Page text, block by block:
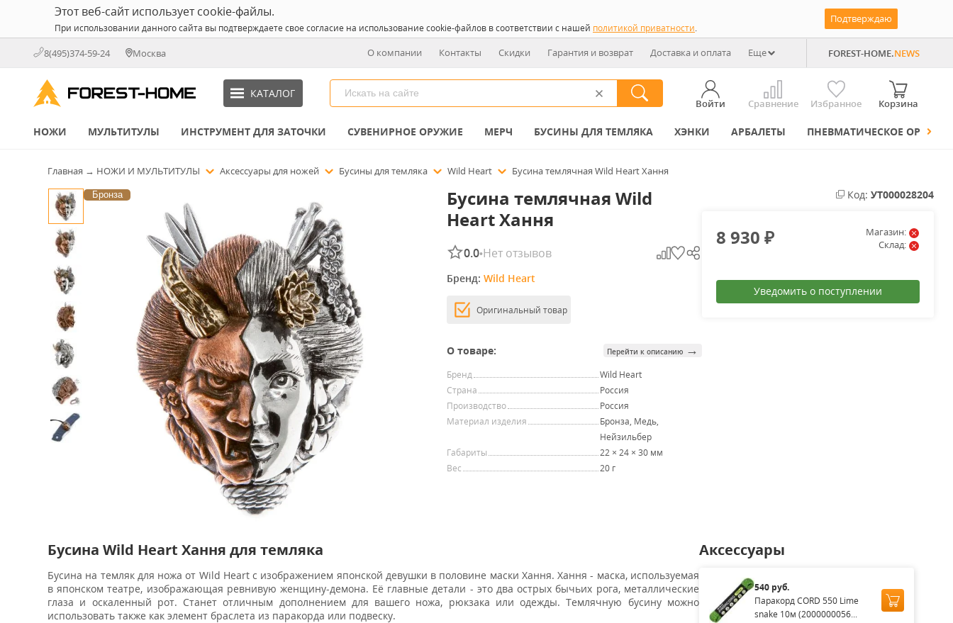
Этот веб-сайт использует cookie-файлы.
При использовании данного сайта вы подтверждаете свое согласие на использование cookie-файлов в соответствии с нашей политикой приватности.
Подтверждаю
8(495)374-59-24 Москва О компании Контакты Скидки Гарантия и возврат Доставка и оплата Еще FOREST-HOME.NEWS
КАТАЛОГ
Войти Сравнение Избранное Корзина
НОЖИ МУЛЬТИТУЛЫ ИНСТРУМЕНТ ДЛЯ ЗАТОЧКИ СУВЕНИРНОЕ ОРУЖИЕ МЕРЧ БУСИНЫ ДЛЯ ТЕМЛЯКА ХЭНКИ АРБАЛЕТЫ ПНЕВМАТИЧЕСКОЕ ОРУЖИЕ
Главная → НОЖИ И МУЛЬТИТУЛЫ Аксессуары для ножей Бусины для темляка Wild Heart Бусина темлячная Wild Heart Хання
Бронза
Бусина темлячная Wild
Heart Хання
0.0•Нет отзывов
Бренд: Wild Heart
Оригинальный товар
О товаре: Перейти к описанию →
Бренд
Wild Heart
Страна
Россия
Производство
Россия
Материал изделия
Бронза, Медь,
Нейзильбер
Габариты
22 × 24 × 30 мм
Вес
20 г
Код: УТ000028204
8 930₽
Магазин:
Склад:
Уведомить о поступлении
Бусина Wild Heart Хання для темляка
Бусина на темляк для ножа от Wild Heart с изображением японской девушки в половине маски Хання. Хання - маска, используемая
в японском театре, изображающая ревнивую женщину-демона. Её главные детали - это два острых бычьих рога, металлические
глаза и оскаленный рот. Станет отличным дополнением для вашего ножа, рюкзака или одежды. Темлячную бусину можно
использовать также как элемент браслета из паракорда или подвеску.
Аксессуары
540 руб.
Паракорд CORD 550 Lime
snake 10м (2000000056...